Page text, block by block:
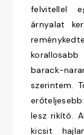
felvitellel
árnyalat
barack-
szerintem.
lesz rikító.
kicsit